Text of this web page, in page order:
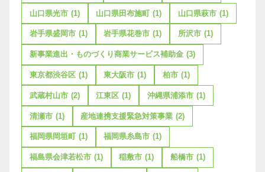
山口県光市 (1) 山口県田布施町 (1) 山口県萩市 (1)
岩手県盛岡市 (1) 岩手県花巻市 (1) 所沢市 (1)
新事業進出・ものづくり商業サービス補助金 (3)
東京都渋谷区 (1) 東大阪市 (1) 柏市 (1)
武蔵村山市 (2) 江東区 (1) 沖縄県浦添市 (1)
清瀬市 (1) 産地連携支援緊急対策事業 (2)
福岡県岡垣町 (1) 福岡県糸島市 (1)
福島県会津若松市 (1) 稲敷市 (1) 船橋市 (1)